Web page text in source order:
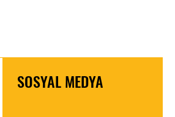
SOSYAL MEDYA